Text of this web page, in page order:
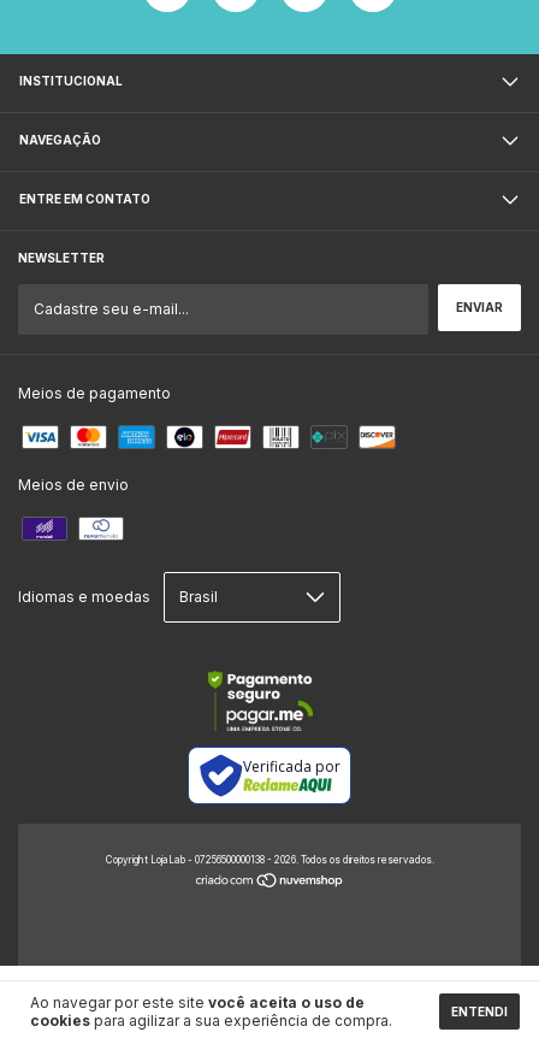
Ao navegar por este site você aceita o uso de
cookies para agilizar a sua experiência de compra. ENTENDI
INSTITUCIONAL
NAVEGAÇÃO
ENTRE EM CONTATO
NEWSLETTER
Meios de pagamento
Meios de envio
Idiomas e moedas
Verificada por
Copyright LojaLab - 07256500000138 - 2026. Todos os direitos reservados.